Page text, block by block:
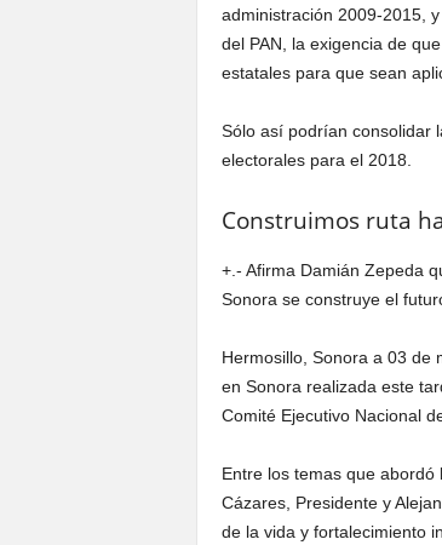
administración 2009-2015,
del PAN, la exigencia de
estatales para que sean
Sólo así podrían consolidar
electorales para el 2018.
Construimos ruta
+.- Afirma Damián Zepeda
Sonora se construye el
Hermosillo, Sonora a 03 de
en Sonora realizada este
Comité Ejecutivo Nacional
Entre los temas que abordó
Cázares, Presidente y
de la vida y fortalecimiento